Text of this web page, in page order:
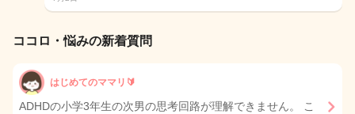
ココロ・悩みの新着質問
はじめてのママリ🔰
ADHDの小学3年生の次男の思考回路が理解できません。 こ